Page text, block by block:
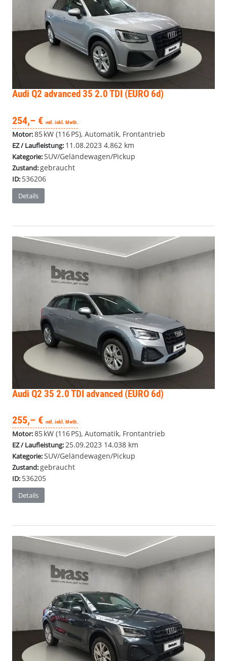
Audi Q2 advanced 35 2.0 TDI (EURO 6d)
254,– € mtl. inkl. MwSt.
Motor:85 kW (116 PS), Automatik, Frontantrieb
EZ / Laufleistung: 11.08.2023 4.862 km
Kategorie:SUV/Geländewagen/Pickup
Zustand: gebraucht
ID: 536206
Details
Audi Q2 35 2.0 TDI advanced (EURO 6d)
255,– € mtl. inkl. MwSt.
Motor:85 kW (116 PS), Automatik, Frontantrieb
EZ / Laufleistung:25.09.2023 14.038 km
Kategorie:SUV/Geländewagen/Pickup
Zustand:gebraucht
ID: 536205
Details